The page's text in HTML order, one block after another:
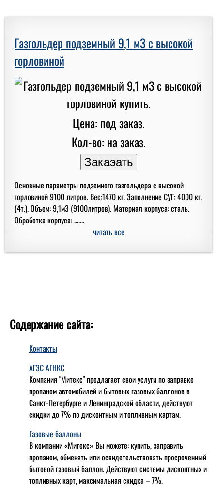
Газгольдер подземный 9,1 м3 с высокой
горловиной
Цена: под заказ.
Кол-во: на заказ.
Основные параметры подземного газгольдера с высокой
горловиной 9100 литров. Вес:1470 кг. Заполнение СУГ: 4000 кг.
(4т.). Объем: 9,1м3 (9100литров). Материал корпуса: сталь.
Обработка корпуса: .......
читать все
Содержание сайта:
Контакты
АГЗС АГНКС
Компания "Митекс" предлагает свои услуги по заправке
пропаном автомобилей и бытовых газовых баллонов в
Санкт-Петербурге и Ленинградской области, действуют
скидки до 7% по дисконтным и топливным картам.
Газовые баллоны
В компании «Митекс» Вы можете: купить, заправить
пропаном, обменять или освидетельствовать просроченный
бытовой газовый баллон. Действуют системы дисконтных и
топливных карт, максимальная скидка – 7%.